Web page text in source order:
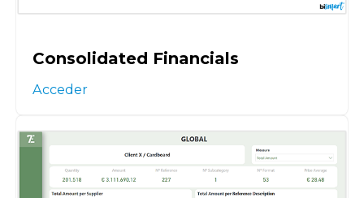
Consolidated Financials
Acceder